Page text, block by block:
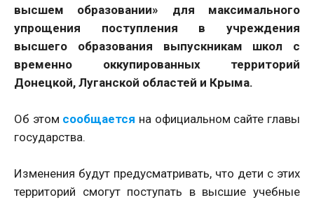
высшем образовании» для максимального
упрощения поступления в учреждения
высшего образования выпускникам школ с
временно оккупированных территорий
Донецкой, Луганской областей и Крыма.
Об этом сообщается на официальном сайте главы
государства.
Изменения будут предусматривать, что дети с этих
территорий смогут поступать в высшие учебные